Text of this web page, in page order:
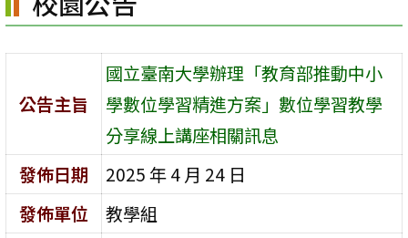
公告主旨
國立臺南大學辦理「教育部推動中小
學數位學習精進方案」數位學習教學
分享線上講座相關訊息
發佈日期
2025 年 4 月 24 日
發佈單位
教學組